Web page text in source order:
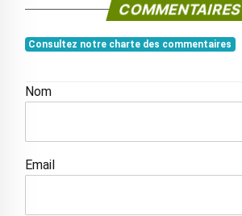
COMMENTAIRES
Consultez notre charte des commentaires
Nom
Email